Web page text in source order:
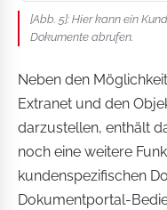
[Abb. 5]: Hier kann ein
Dokumente abrufen.
Neben den
Extranet und den
darzustellen, enthält
noch eine weitere
kundenspezifischen
Dokumentportal-